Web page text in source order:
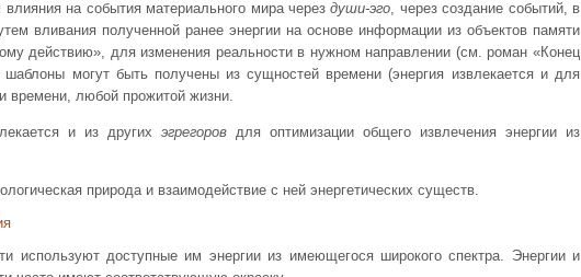
влияния на события материального мира черездуши-эго, через создание событий, в
вливания полученной ранее энергии на основе информации из объектов памяти
действию», для изменения реальности в нужном направлении (см. роман «Конец
могут быть получены из сущностей времени (энергия извлекается и для
времени, любой прожитой жизни.
и из других эгрегоров для оптимизации общего извлечения энергии из
природа и взаимодействие с ней энергетических существ.
используют доступные им энергии из имеющегося широкого спектра. Энергии и